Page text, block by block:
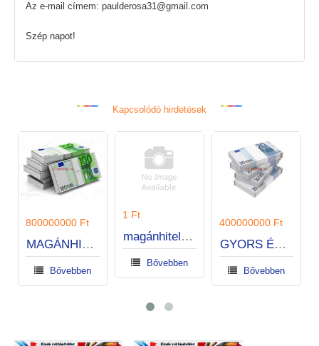
Az e-mail címem: paulderosa31@gmail.com
Szép napot!
Kapcsolódó hirdetések
400000000 Ft
GYORS ÉS EXPRESSZ KÖLCSÖNÖK
220 Ft
megbízható hitelajánlat
Bővebben